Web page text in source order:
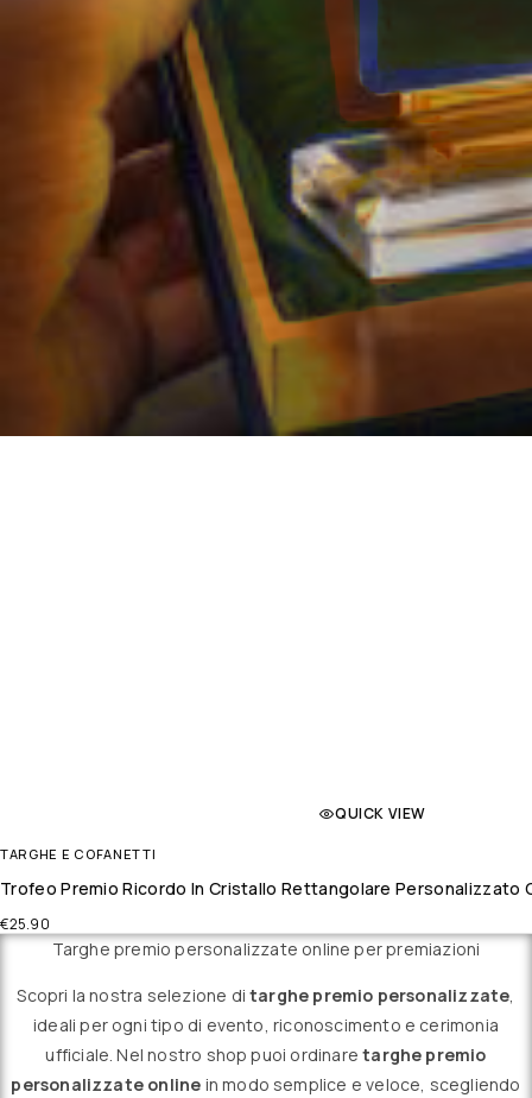
QUICK VIEW
TARGHE E COFANETTI
Trofeo Premio Ricordo In Cristallo Rettangolare Personalizzato
€25.90
Targhe premio personalizzate online per premiazioni
Scopri la nostra selezione ditarghe premio personalizzate,
ideali per ogni tipo di evento, riconoscimento e cerimonia
ufficiale. Nel nostro shop puoi ordinaretarghe premio
personalizzate online in modo semplice e veloce, scegliendo